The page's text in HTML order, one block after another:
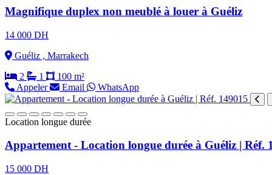
Magnifique duplex non meublé à louer à Guéliz
14 000 DH
Guéliz , Marrakech
2
1
100 m²
Appeler
Email WhatsApp
Location longue durée
Appartement - Location longue durée à Guéliz | Réf.
15 000 DH